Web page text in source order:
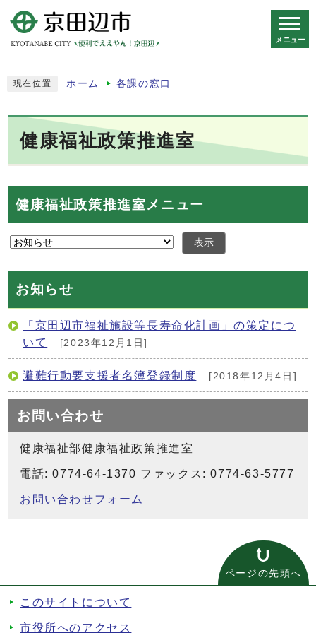
メニュー
現在位置 ホーム 各課の窓口
健康福祉政策推進室
健康福祉政策推進室メニュー
表示
お知らせ
「京田辺市福祉施設等長寿命化計画」の策定につ
いて
[2023年12月1日]
避難行動要支援者名簿登録制度 [2018年12月4日]
お問い合わせ
健康福祉部健康福祉政策推進室
電話: 0774-64-1370 ファックス: 0774-63-5777
お問い合わせフォーム
ページの先頭へ
このサイトについて
市役所へのアクセス